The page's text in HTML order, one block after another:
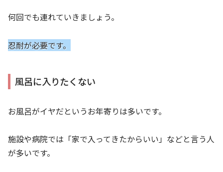
何回でも連れていきましょう。
忍耐が必要です。
風呂に入りたくない
お風呂がイヤだというお年寄りは多いです。
施設や病院では「家で入ってきたからいい」などと言う人
が多いです。